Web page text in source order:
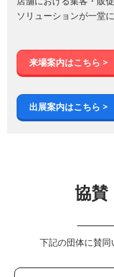
ソリューションが一堂
来場案内はこちら >
出展案内はこちら >
協賛
下記の団体に賛同